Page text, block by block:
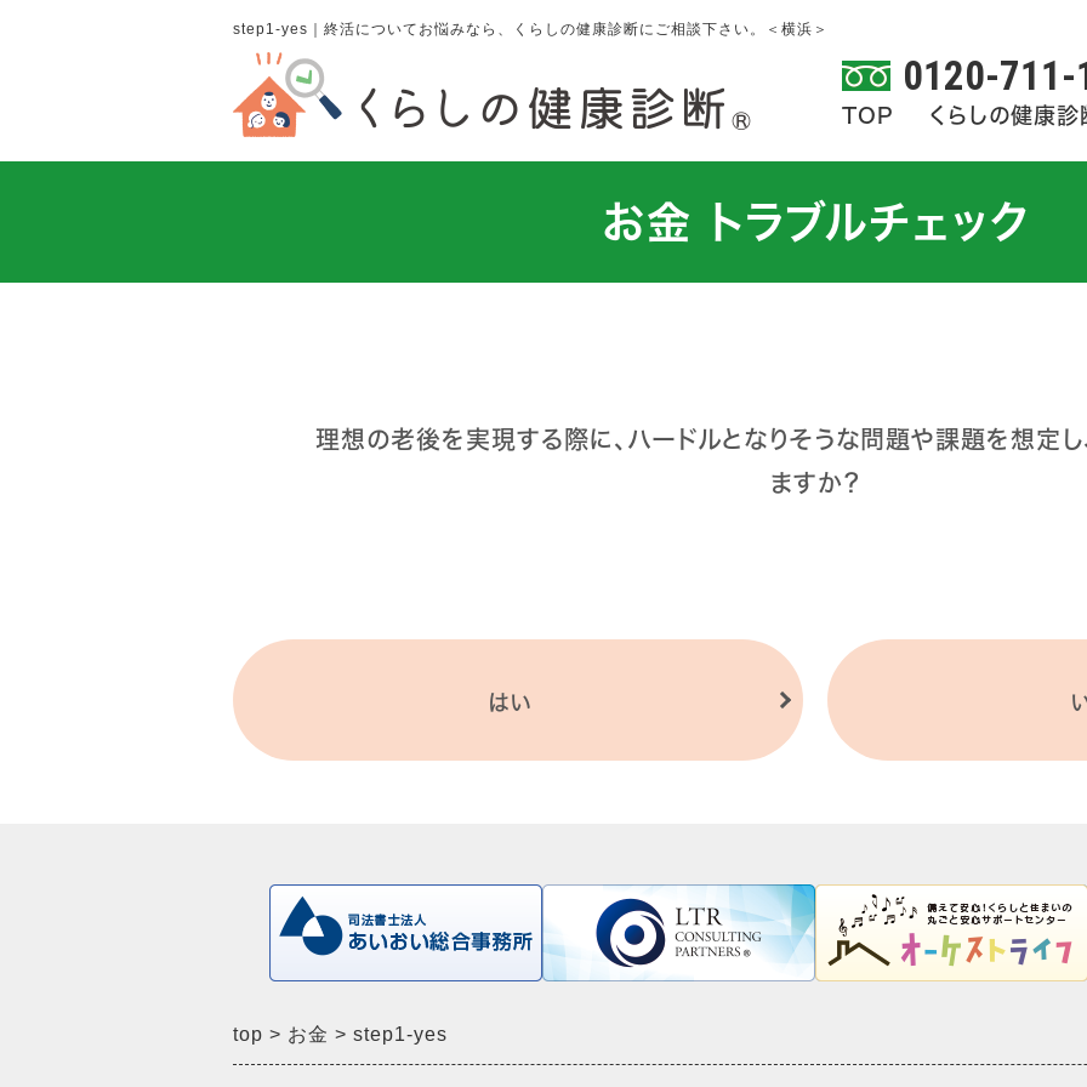
step1-yes｜終活についてお悩みなら、くらしの健康診断にご相談下さい。＜横浜＞
0120-711-
TOP くらしの健康
お金 トラブルチェック
理想の老後を実現する際に、ハードルとなりそうな問題や課題を想定
ますか？
はい
top お金 step1-yes